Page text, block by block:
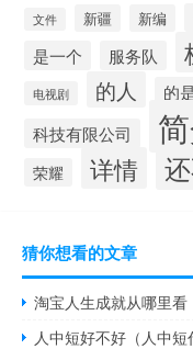
文件 新疆 新编
是一个 服务队
电视剧 的人 的
科技有限公司
荣耀 详情
猜你想看的文章
淘宝人生成就从哪里看
人中短好不好（人中短